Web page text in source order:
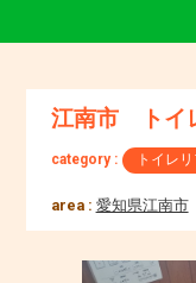
江南市 トイ
category : トイレ
area : 愛知県江南市